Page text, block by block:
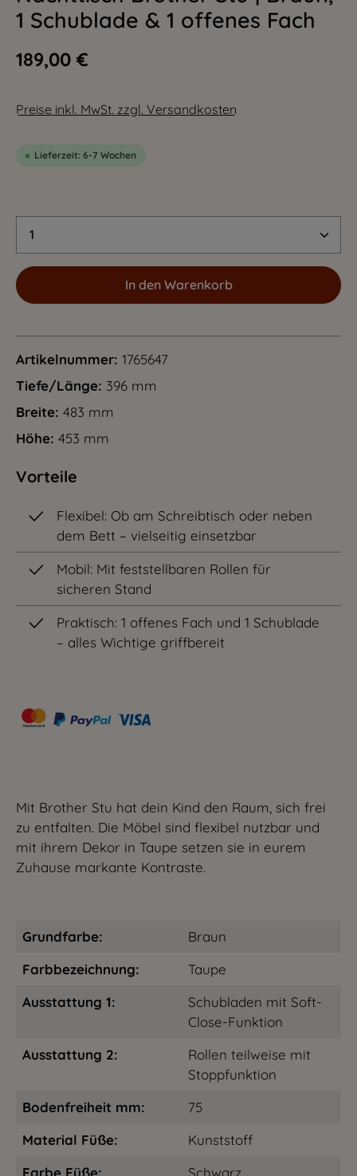
1 Schublade & 1 offenes Fach
189,00 €
Preise inkl. MwSt. zzgl. Versandkosten
Lieferzeit: 6-7 Wochen
Produkt Anzahl: Gib den gewünschten
In den Warenkorb
Artikelnummer: 1765647
Tiefe/Länge: 396 mm
Breite: 483 mm
Höhe: 453 mm
Vorteile
Flexibel: Ob am Schreibtisch oder neben
dem Bett – vielseitig einsetzbar
Mobil: Mit feststellbaren Rollen für
sicheren Stand
Praktisch: 1 offenes Fach und 1 Schublade
– alles Wichtige griffbereit
Mit Brother Stu hat dein Kind den Raum, sich frei
zu entfalten. Die Möbel sind flexibel nutzbar und
mit ihrem Dekor in Taupe setzen sie in eurem
Zuhause markante Kontraste.
Grundfarbe:
Braun
Farbbezeichnung:
Taupe
Ausstattung 1:
Schubladen mit Soft-
Close-Funktion
Ausstattung 2:
Rollen teilweise mit
Stoppfunktion
Bodenfreiheit mm:
75
Material Füße:
Kunststoff
Farbe Füße:
Schwarz